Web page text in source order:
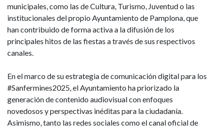
municipales, como las de Cultura, Turismo, Juventud o las
institucionales del propio Ayuntamiento de Pamplona, que
han contribuido de forma activa a la difusión de los
principales hitos de las fiestas a través de sus respectivos
canales.
En el marco de su estrategia de comunicación digital para los
#Sanfermines2025, el Ayuntamiento ha priorizado la
generación de contenido audiovisual con enfoques
novedosos y perspectivas inéditas para la ciudadanía.
Asimismo, tanto las redes sociales como el canal oficial de